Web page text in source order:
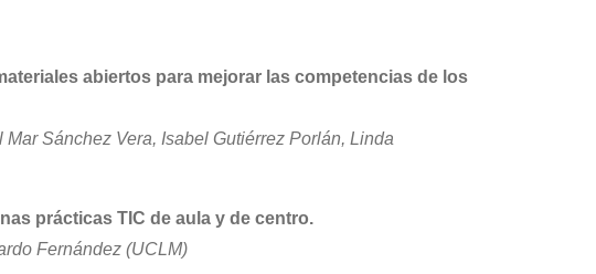
abiertos para mejorar las competencias de los
Sánchez Vera, Isabel Gutiérrez Porlán, Linda
prácticas TIC de aula y de centro.
Fernández (UCLM)